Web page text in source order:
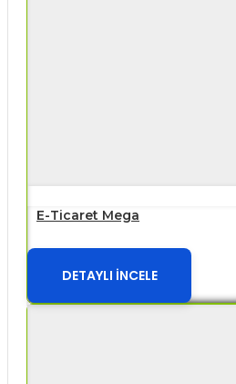
E-Ticaret Mega
DETAYLI İNCELE